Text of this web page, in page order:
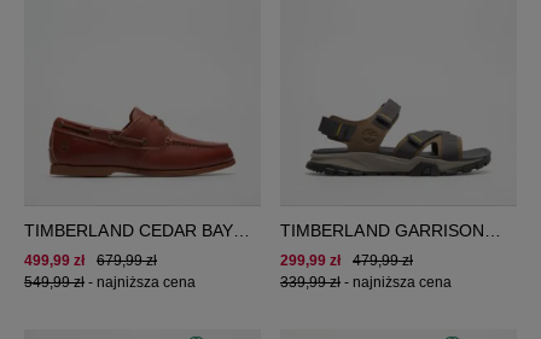
TIMBERLAND CEDAR BAY
ESSENTIAL BOAT SHOE
679,99 zł
499,99 zł
549,99 zł - najniższa cena
TIMBERLAND GARRISON
TRAIL BACKSTRAP SANDAL
479,99 zł
299,99 zł
339,99 zł - najniższa cena